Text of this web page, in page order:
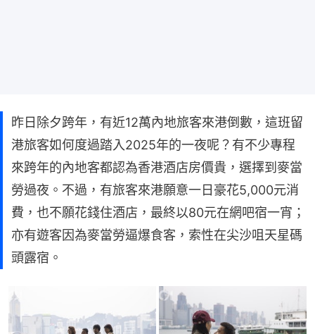
昨日除夕跨年，有近12萬內地旅客來港倒數，這班留
港旅客如何度過踏入2025年的一夜呢？有不少專程
來跨年的內地客都認為香港酒店房價貴，選擇到麥當
勞過夜。不過，有旅客來港願意一日豪花5,000元消
費，也不願花錢住酒店，最終以80元在網吧宿一宵；
亦有遊客因為麥當勞逼爆食客，索性在尖沙咀天星碼
頭露宿。